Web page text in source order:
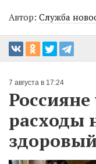
Автор: Служба
7 августа в 17:24
расходы